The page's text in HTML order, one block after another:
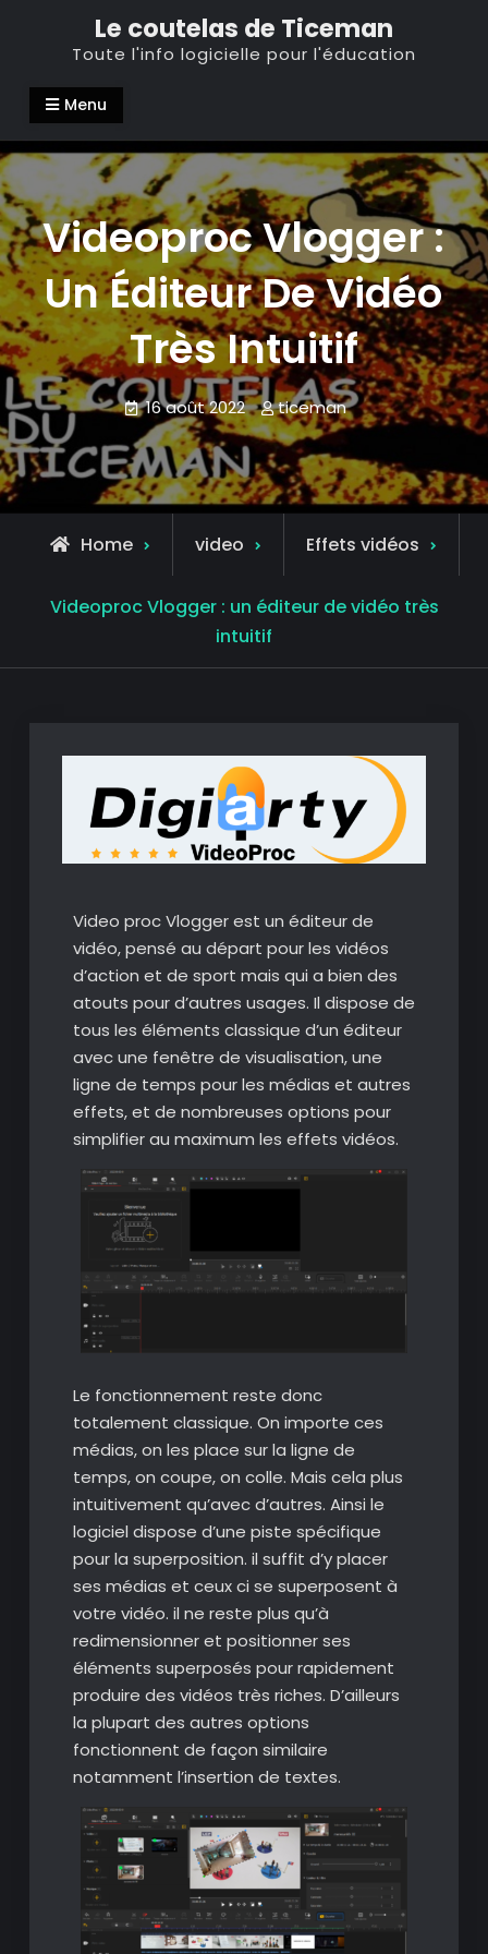
Le coutelas de Ticeman
Toute l'info logicielle pour l'éducation
Menu
Videoproc Vlogger :
Un Éditeur De Vidéo
Très Intuitif
16 août 2022 ticeman
Home video Effets vidéos
Videoproc Vlogger : un éditeur de vidéo très
intuitif
Video proc Vlogger est un éditeur de
vidéo, pensé au départ pour les vidéos
d’action et de sport mais qui a bien des
atouts pour d’autres usages. Il dispose de
tous les éléments classique d’un éditeur
avec une fenêtre de visualisation, une
ligne de temps pour les médias et autres
effets, et de nombreuses options pour
simplifier au maximum les effets vidéos.
Le fonctionnement reste donc
totalement classique. On importe ces
médias, on les place sur la ligne de
temps, on coupe, on colle. Mais cela plus
intuitivement qu’avec d’autres. Ainsi le
logiciel dispose d’une piste spécifique
pour la superposition. il suffit d’y placer
ses médias et ceux ci se superposent à
votre vidéo. il ne reste plus qu’à
redimensionner et positionner ses
éléments superposés pour rapidement
produire des vidéos très riches. D’ailleurs
la plupart des autres options
fonctionnent de façon similaire
notamment l’insertion de textes.